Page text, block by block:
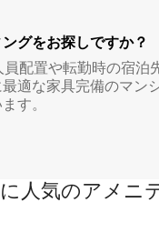
グをお探しですか？
配置や転勤時の宿泊
適な家具完備のマン
す。
人気のアメニ